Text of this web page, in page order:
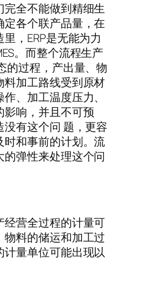
完全不能做到精细生
定各个联产品量，在
，ERP是无能为力
。而整个流程生产
的过程，产出量、物
料加工路线受到原材
、加工温度压力、
影响，并且不可预
有这个问 题，更容
时和事前的计划。流
的弹性来处理这个问
经营全过程的计量可
物料的储运和加工过
计量单位可能出现以